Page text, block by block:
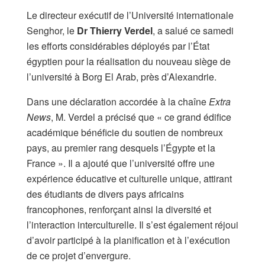
Le directeur exécutif de l’Université internationale
Senghor, le Dr Thierry Verdel, a salué ce samedi
les efforts considérables déployés par l’État
égyptien pour la réalisation du nouveau siège de
l’université à Borg El Arab, près d’Alexandrie.
​Dans une déclaration accordée à la chaîneExtra
News, M. Verdel a précisé que « ce grand édifice
académique bénéficie du soutien de nombreux
pays, au premier rang desquels l’Égypte et la
France ». Il a ajouté que l’université offre une
expérience éducative et culturelle unique, attirant
des étudiants de divers pays africains
francophones, renforçant ainsi la diversité et
l’interaction interculturelle. Il s’est également réjoui
d’avoir participé à la planification et à l’exécution
de ce projet d’envergure.